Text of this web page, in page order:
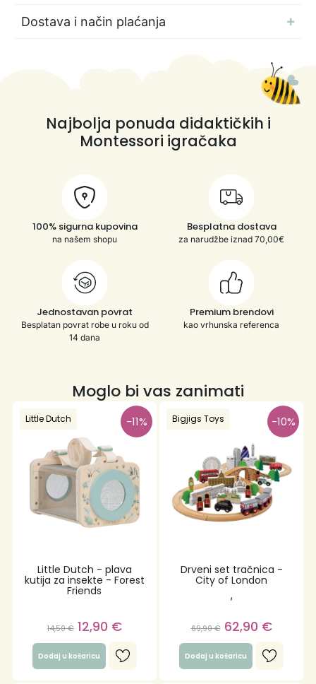
Dostava i način plaćanja
Najbolja ponuda didaktičkih i
Montessori igračaka
100% sigurna kupovina
na našem shopu
Besplatna dostava
za narudžbe iznad 70,00€
Jednostavan povrat
Besplatan povrat robe u roku od
14 dana
Premium brendovi
kao vrhunska referenca
Moglo bi vas zanimati
Little Dutch - plava
kutija za insekte - Forest
Friends
Little Dutch
14,50€ 12,90 €
Dodaj u košaricu
-11%
Drveni set tračnica -
City of London
Tidlo
,
Bigjigs Toys
69,90€ 62,90 €
Dodaj u košaricu
-10%